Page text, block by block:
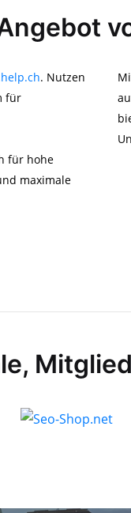
. Nutzen
für
für hohe
maximale